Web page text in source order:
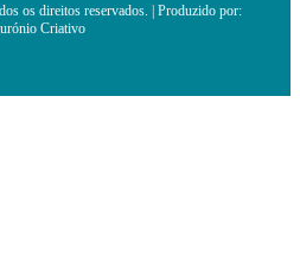
os direitos reservados. | Produzido por:
Criativo